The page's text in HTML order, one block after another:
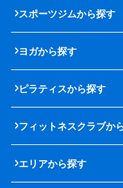
スポーツジムから探す
ヨガから探す
ピラティスから探す
フィットネスクラブか
エリアから探す